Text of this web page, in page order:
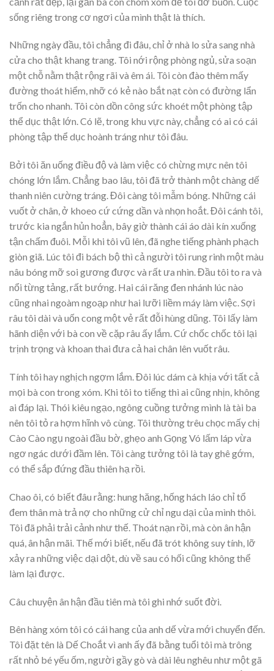
sống riêng trong cơ ngơi của mình thật là thích.
Những ngày đầu, tôi chẳng đi đâu, chỉ ở nhà lo sửa sang nhà
cửa cho thật khang trang. Tôi nới rộng phòng ngủ, sửa soạn
một chỗ nằm thật rộng rãi và êm ái. Tôi còn đào thêm mấy
đường thoát hiểm, nhỡ có kẻ nào bắt nạt còn có đường lẩn
trốn cho nhanh. Tôi còn dồn công sức khoét một phòng tập
thể dục thật lớn. Có lẽ, trong khu vực này, chẳng có ai có cái
phòng tập thể dục hoành tráng như tôi đâu.
Bởi tôi ăn uống điều độ và làm việc có chừng mực nên tôi
chóng lớn lắm. Chẳng bao lâu, tôi đã trở thành một chàng dế
thanh niên cường tráng. Đôi càng tôi mẫm bóng. Những cái
vuốt ở chân, ở khoeo cứ cứng dần và nhọn hoắt. Đôi cánh tôi,
trước kia ngắn hủn hoẳn, bây giờ thành cái áo dài kín xuống
tận chấm đuôi. Mỗi khi tôi vũ lên, đã nghe tiếng phành phạch
giòn giã. Lúc tôi đi bách bộ thì cả người tôi rung rinh một màu
nâu bóng mỡ soi gương được và rất ưa nhìn. Đầu tôi to ra và
nổi từng tảng, rất bướng. Hai cái răng đen nhánh lúc nào
cũng nhai ngoàm ngoạp như hai lưỡi liềm máy làm việc. Sợi
râu tôi dài và uốn cong một vẻ rất đỗi hùng dũng. Tôi lấy làm
hãnh diện với bà con về cặp râu ấy lắm. Cứ chốc chốc tôi lại
trịnh trọng và khoan thai đưa cả hai chân lên vuốt râu.
Tính tôi hay nghịch ngợm lắm. Đôi lúc dám cà khịa với tất cả
mọi bà con trong xóm. Khi tôi to tiếng thì ai cũng nhịn, không
ai đáp lại. Thói kiêu ngạo, ngông cuồng tưởng mình là tài ba
nên tôi tỏ ra hợm hĩnh vô cùng. Tôi thường trêu chọc mấy chị
Cào Cào ngụ ngoài đầu bờ, ghẹo anh Gọng Vó lấm láp vừa
ngơ ngác dưới đầm lên. Tôi càng tưởng tôi là tay ghê gớm,
có thể sắp đứng đầu thiên hạ rồi.
Chao ôi, có biết đâu rằng: hung hăng, hống hách láo chỉ tổ
đem thân mà trả nợ cho những cử chỉ ngu dại của mình thôi.
Tôi đã phải trải cảnh như thế. Thoát nạn rồi, mà còn ân hận
quá, ân hận mãi. Thế mới biết, nếu đã trót không suy tính, lỡ
xảy ra những việc dại dột, dù về sau có hối cũng không thể
làm lại được.
Câu chuyện ân hận đầu tiên mà tôi ghi nhớ suốt đời.
Bên hàng xóm tôi có cái hang của anh dế vừa mới chuyển đến.
Tôi đặt tên là Dế Choắt vì anh ấy đã bằng tuổi tôi mà trông
rất nhỏ bé yếu ốm, người gầy gò và dài lêu nghêu như một gã